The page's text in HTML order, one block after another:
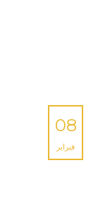
08
فبراير